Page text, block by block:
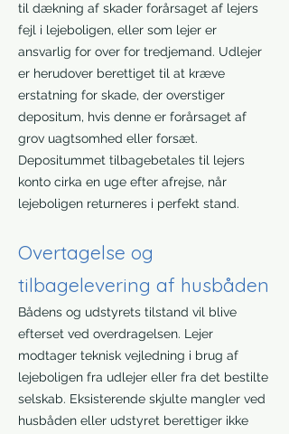
til dækning af skader forårsaget af lejers
fejl i lejeboligen, eller som lejer er
ansvarlig for over for tredjemand. Udlejer
er herudover berettiget til at kræve
erstatning for skade, der overstiger
depositum, hvis denne er forårsaget af
grov uagtsomhed eller forsæt.
Depositummet tilbagebetales til lejers
konto cirka en uge efter afrejse, når
lejeboligen returneres i perfekt stand.
Overtagelse og
tilbagelevering af husbåden
Bådens og udstyrets tilstand vil blive
efterset ved overdragelsen. Lejer
modtager teknisk vejledning i brug af
lejeboligen fra udlejer eller fra det bestilte
selskab. Eksisterende skjulte mangler ved
husbåden eller udstyret berettiger ikke